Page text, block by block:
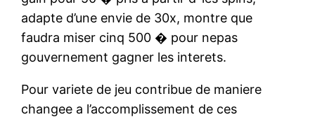
adapte d’une envie de 30x, montre que
faudra miser cinq 500 � pour nepas
gouvernement gagner les interets.
Pour variete de jeu contribue de maniere
changee a l’accomplissement de ces